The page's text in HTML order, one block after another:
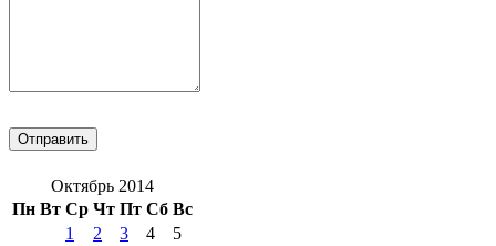
Октябрь 2014
Пн Вт Ср Чт Пт Сб Вс
1 2 3 4
5